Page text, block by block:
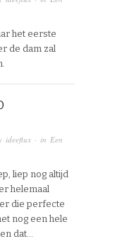
het eerste
de dam zal
ideeflux · inEen
liep nog altijd
helemaal
die perfecte
nog een hele
dat…